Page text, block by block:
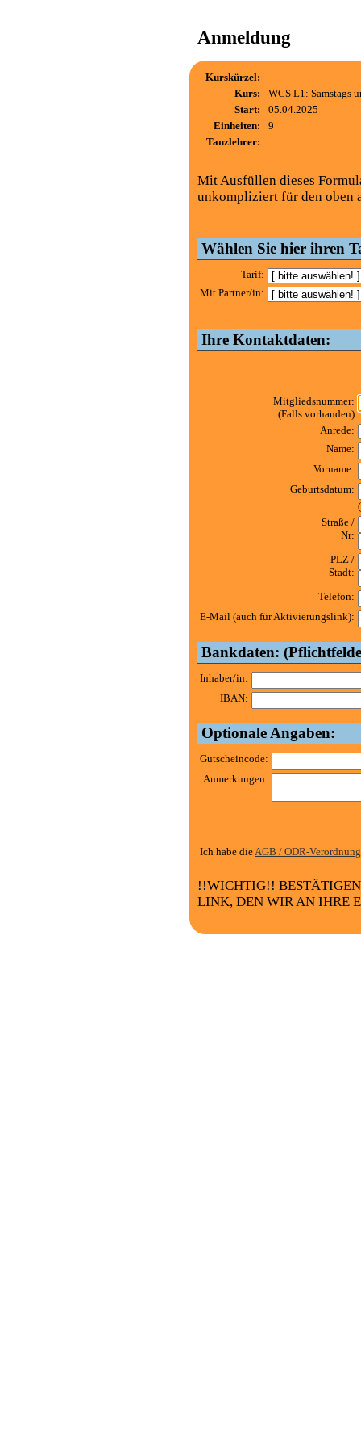
Anmeldung
Kurskürzel:
Kurs:
WCS L1: Samstags
Start:
05.04.2025
Einheiten:
9
Tanzlehrer:
Mit Ausfüllen dieses
unkompliziert für den oben
Wählen Sie hier ihren
Tarif:
Mit Partner/in:
Ihre Kontaktdaten:
Mitgliedsnummer:
(Falls vorhanden)
Anrede:
Name:
Vorname:
Geburtsdatum:
Straße /
Nr:
PLZ /
Stadt:
Telefon:
E-Mail (auch für Aktivierungslink):
Bankdaten:
Inhaber/in:
IBAN:
Optionale Angaben:
Gutscheincode:
Anmerkungen:
Ich habe dieAGB / ODR-Verordnung
!!WICHTIG!!
LINK, DEN WIR AN IHRE